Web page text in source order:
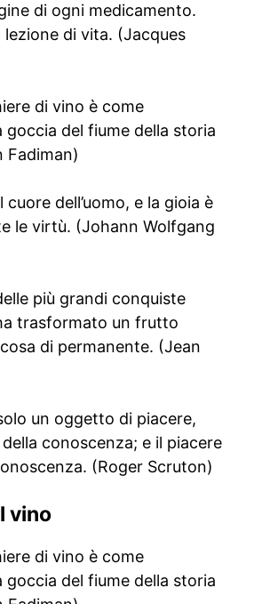
di ogni medicamento.
lezione di vita. (Jacques
di vino è come
goccia del fiume della storia
Fadiman)
cuore dell’uomo, e la gioia è
le virtù. (Johann Wolfgang
più grandi conquiste
trasformato un frutto
di permanente. (Jean
un oggetto di piacere,
conoscenza; e il piacere
(Roger Scruton)
vino
di vino è come
goccia del fiume della storia